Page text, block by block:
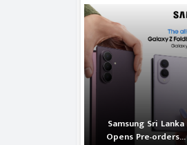
Samsung Sri Lanka
Opens Pre-orders...